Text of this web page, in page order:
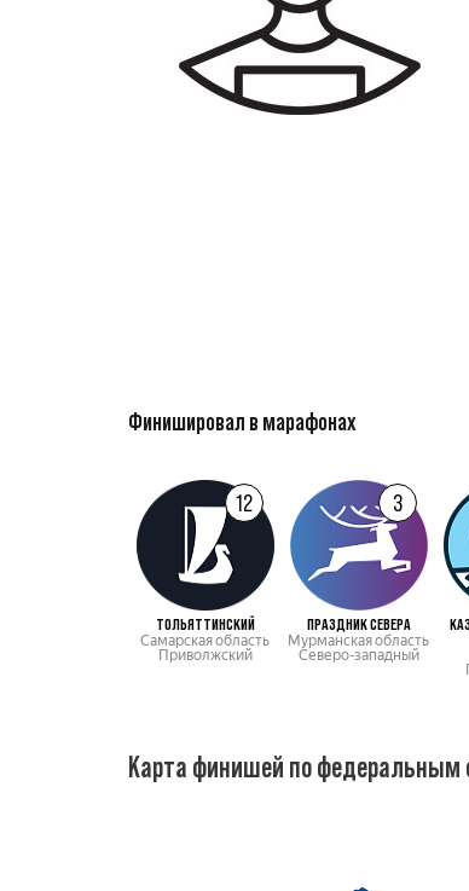
Финишировал в марафонах
12
ТОЛЬЯТТИНСКИЙ
Самарская область
Приволжский
3
ПРАЗДНИК СЕВЕРА
Мурманская область
Северо-западный
Карта финишей по федеральным